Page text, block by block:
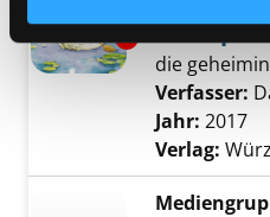
Exemplar-
die
Verfasser:
Jahr: 2017
Verlag: